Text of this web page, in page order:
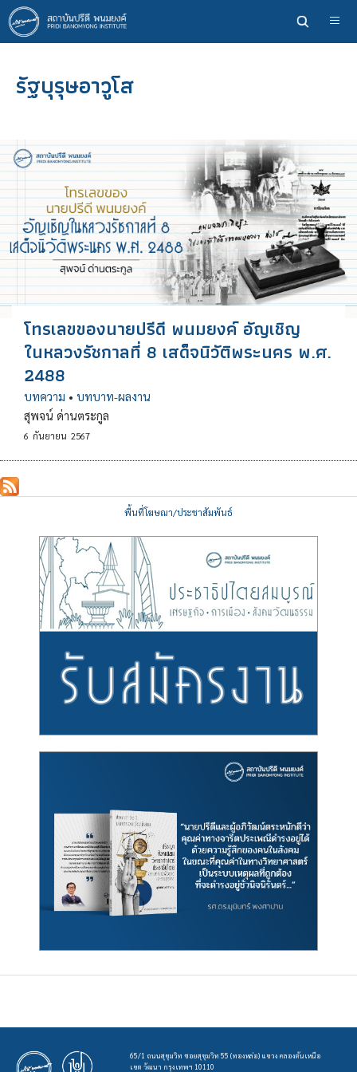
ข้าม
ไป
ยัง
หลักรัฐบุรุษอาวูโส
โทรเลขของนายปรีดี พนมยงค์ อัญเชิญ
ในหลวงรัชกาลที่ 8 เสด็จนิวัติพระนคร พ.ศ.
2488
บทความ • บทบาท-ผลงาน
สุพจน์ ด่านตระกูล
6 กันยายน 2567
พื้นที่โฆษณา/ประชาสัมพันธ์
65/1 ถนนสุขุมวิท ซอยสุขุมวิท 55 (ทองหล่อ) แขวง คลองตันเหนือ
เขต วัฒนา กรุงเทพฯ 10110